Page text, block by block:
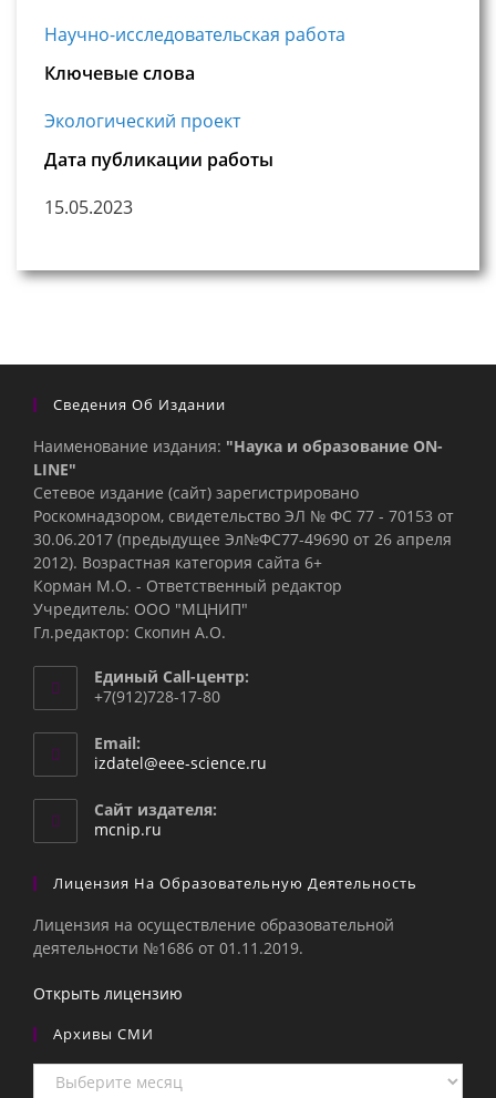
Научно-исследовательская работа
Ключевые слова
Экологический проект
Дата публикации работы
15.05.2023
Сведения Об Издании
Наименование издания: "Наука и образование ON-
LINE"
Сетевое издание (сайт) зарегистрировано
Роскомнадзором, свидетельство ЭЛ № ФС 77 - 70153 от
30.06.2017 (предыдущее Эл№ФC77-49690 от 26 апреля
2012). Возрастная категория сайта 6+
Корман М.О. - Ответственный редактор
Учредитель: ООО "МЦНИП"
Гл.редактор: Скопин А.О.
Единый Call-центр:
+7(912)728-17-80
Email:
izdatel@eee-science.ru
Сайт издателя:
mcnip.ru
Лицензия На Образовательную Деятельность
Лицензия на осуществление образовательной
деятельности №1686 от 01.11.2019.
Открыть лицензию
Архивы СМИ
Архивы